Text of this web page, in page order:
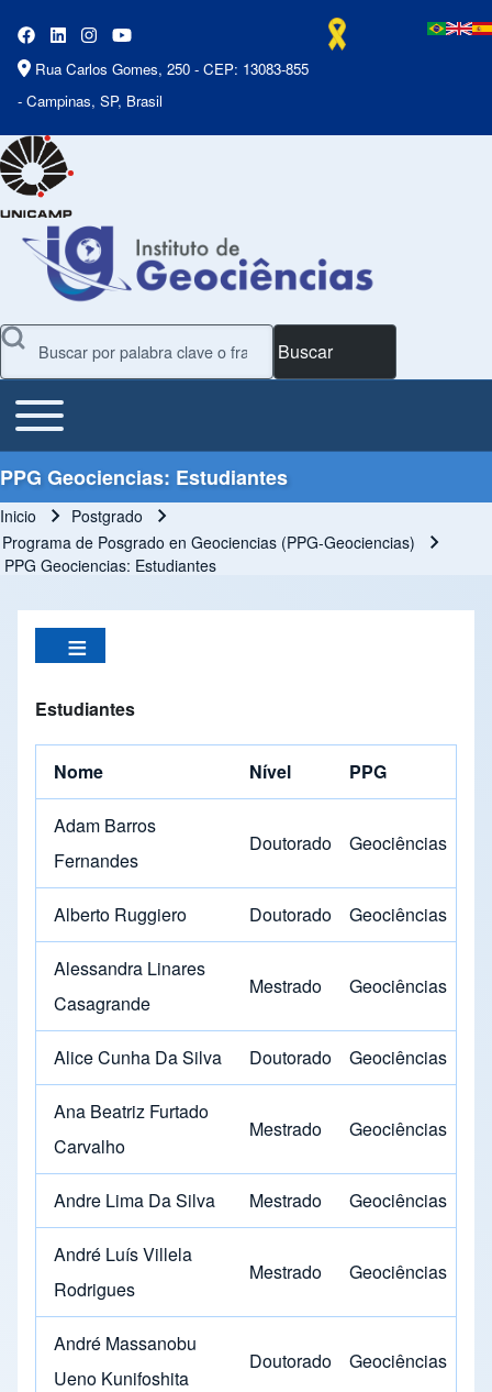
Rua Carlos Gomes, 250 - CEP: 13083-855
- Campinas, SP, Brasil
Buscar
Main Menu
Toggle main menu
PPG Geociencias: Estudiantes
Ruta de navegación
Inicio
Postgrado
Programa de Posgrado en Geociencias (PPG-Geociencias)
PPG Geociencias: Estudiantes
Estudiantes
Nome Nível PPG
Adam Barros
Fernandes
Doutorado Geociências
Alberto Ruggiero Doutorado Geociências
Alessandra Linares
Casagrande
Mestrado Geociências
Alice Cunha Da Silva Doutorado Geociências
Ana Beatriz Furtado
Carvalho
Mestrado Geociências
Andre Lima Da Silva Mestrado Geociências
André Luís Villela
Rodrigues
Mestrado Geociências
André Massanobu
Ueno Kunifoshita
Doutorado Geociências